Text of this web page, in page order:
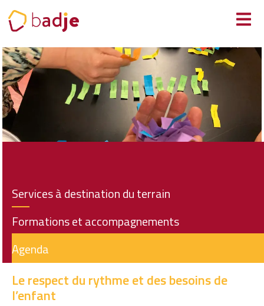
Services à destination du terrain
Formations et accompagnements
Agenda
Le respect du rythme et des besoins de
l’enfant